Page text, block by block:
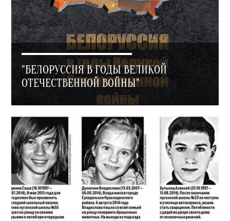
"БЕЛОРУССИЯ В ГОДЫ ВЕЛИКОЙ
ОТЕЧЕСТВЕННОЙ ВОЙНЫ"